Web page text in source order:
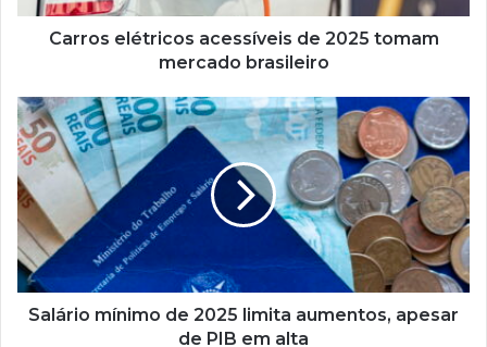
Carros elétricos acessíveis de 2025 tomam
mercado brasileiro
Salário
mínimo
de
2025
limita
aumentos,
apesar
de
PIB
emSalário mínimo de 2025 limita aumentos, apesar
de PIB em alta